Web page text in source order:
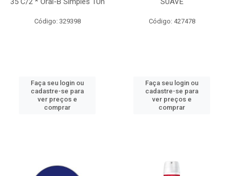
Código: 329398
Faça seu login ou
cadastre-se para
ver preços e
comprar
Código: 427478
Faça seu login ou
cadastre-se para
ver preços e
comprar